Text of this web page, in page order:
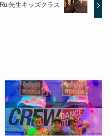
Rui先生キッズクラス